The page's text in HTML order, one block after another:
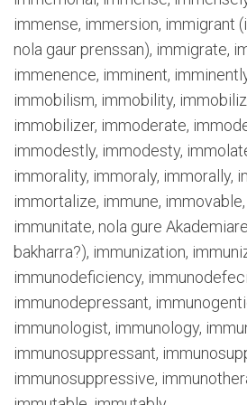
immense, immersion, immigrant
nola gaur prenssan), immigrate,
immenence, imminent,
immobilism, immobility,
immobilizer, immoderate,
immodestly, immodesty,
immorality, immoraly, immorally,
immortalize, immune,
immunitate, nola gure
bakharra?), immunization,
immunodeficiency,
immunodepressant,
immunologist, immunology,
immunosuppressant,
immunosuppressive,